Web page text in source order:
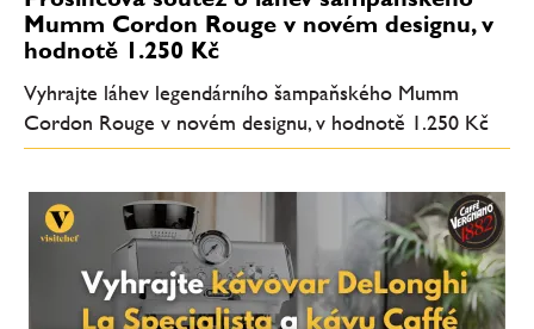
Mumm Cordon Rouge v novém designu, v
hodnotě 1.250 Kč
Vyhrajte láhev legendárního šampaňského Mumm
Cordon Rouge v novém designu, v hodnotě 1.250 Kč